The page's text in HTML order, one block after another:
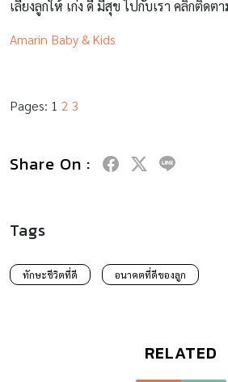
เลี้ยงลูกให้ เก่ง ดี มีสุข ไปกับเรา คลิกติดต
Amarin Baby & Kids
Pages: 1 2 3
Share On :
Tags
ทักษะชีวิตที่ดี อนาคตที่ดีของลูก
RELATED